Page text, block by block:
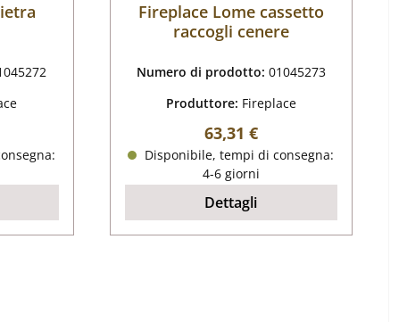
Fireplace Lome cassetto
raccogli cenere
Numero di prodotto: 01045273
Produttore: Fireplace
Prezzo normale:
63,31 €
Disponibile, tempi di consegna:
4-6 giorni
Dettagli